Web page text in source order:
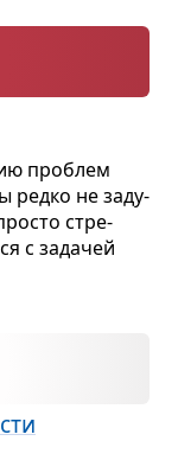
про­блем
редко не заду­
стре­
с зада­чей